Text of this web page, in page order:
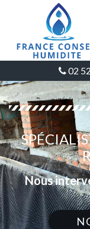
02
Nous